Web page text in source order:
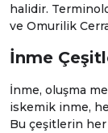
halidir.
ve Omurilik
İnme
İnme, oluşma
iskemik inme,
Bu çeşitlerin